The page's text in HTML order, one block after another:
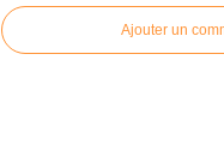
Ajouter un